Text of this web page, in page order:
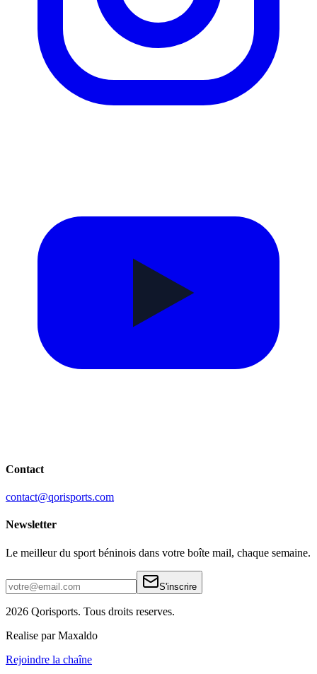
Contact
contact@qorisports.com
Newsletter
Le meilleur du sport béninois dans votre boîte mail, chaque semaine.
S'inscrire
2026 Qorisports. Tous droits reserves.
Realise par Maxaldo
Rejoindre la chaîne